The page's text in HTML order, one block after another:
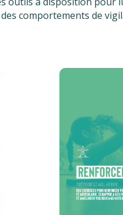
comportements de